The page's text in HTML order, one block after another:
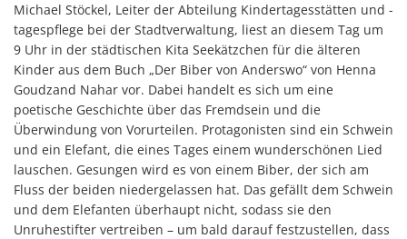
Michael Stöckel, Leiter der Abteilung Kindertagesstätten und -
tagespflege bei der Stadtverwaltung, liest an diesem Tag um
9 Uhr in der städtischen Kita Seekätzchen für die älteren
Kinder aus dem Buch „Der Biber von Anderswo“ von Henna
Goudzand Nahar vor. Dabei handelt es sich um eine
poetische Geschichte über das Fremdsein und die
Überwindung von Vorurteilen. Protagonisten sind ein Schwein
und ein Elefant, die eines Tages einem wunderschönen Lied
lauschen. Gesungen wird es von einem Biber, der sich am
Fluss der beiden niedergelassen hat. Das gefällt dem Schwein
und dem Elefanten überhaupt nicht, sodass sie den
Unruhestifter vertreiben – um bald darauf festzustellen, dass